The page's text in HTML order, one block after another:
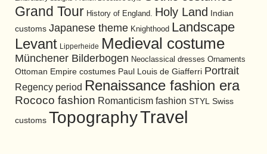
Grand Tour History of England. Holy Land Indian
customs Japanese theme Knighthood Landscape
Levant Lipperheide Medieval costume
Münchener Bilderbogen Neoclassical dresses Ornaments
Ottoman Empire costumes Paul Louis de Giafferri Portrait
Regency period Renaissance fashion era
Rococo fashion Romanticism fashion STYL Swiss
customs TopographyTravel